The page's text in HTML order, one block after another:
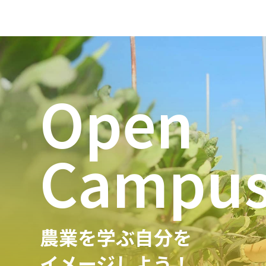
Open
農業を学ぶ自分を